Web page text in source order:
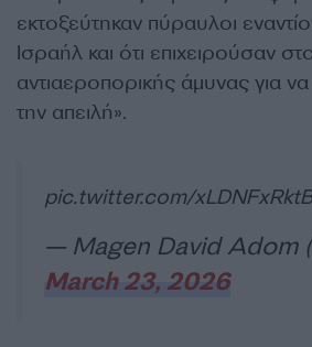
εκτοξεύτηκαν πύραυλοι
Ισραήλ και ότι επιχειρούσαν
αντιαεροπορικής άμυνας για να
την απειλή».
pic.twitter.com/xLDNFxRktB
— Magen David Adom
March 23, 2026